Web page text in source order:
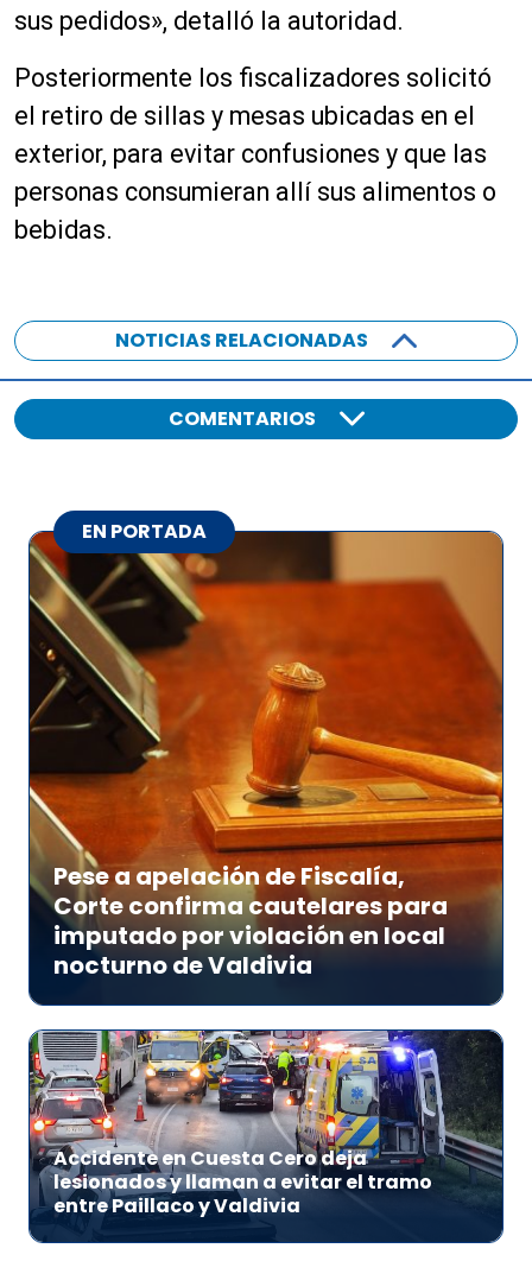
sus pedidos», detalló la autoridad.
Posteriormente los fiscalizadores solicitó
el retiro de sillas y mesas ubicadas en el
exterior, para evitar confusiones y que las
personas consumieran allí sus alimentos o
bebidas.
NOTICIAS RELACIONADAS
COMENTARIOS
EN PORTADA
Pese a apelación de Fiscalía,
Corte confirma cautelares para
imputado por violación en local
nocturno de Valdivia
Accidente en Cuesta Cero deja
lesionados y llaman a evitar el tramo
entre Paillaco y Valdivia